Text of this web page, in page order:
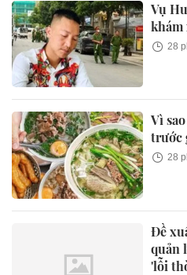
Vụ
khám
28
Vì
trước
28
Đề
quản
'lỗi